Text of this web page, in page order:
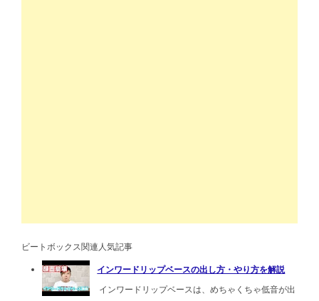
ビートボックス関連人気記事
インワードリップベースの出し方・やり方を解説
インワードリップベースは、めちゃくちゃ低音が出